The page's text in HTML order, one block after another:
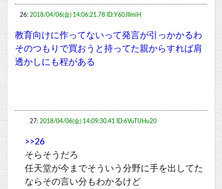
26: 2018/04/06(金) 14:06:21.78 ID:Y60JIImiH
教育向けに作ってないって発言が引っかかるわ
そのつもりで買おうと持ってた親からすれば肩
透かしにも程がある
27: 2018/04/06(金) 14:09:30.41 ID:6VuTUHu20
>>26
そらそうだろ
任天堂が今までそういう分野に手を出してた
ならその言い分もわかるけど